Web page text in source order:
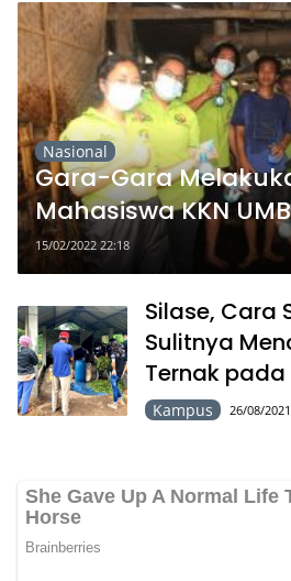
Nasional
Gara-Gara
Mahasiswa KKN
Penduduk
15/02/2022 22:18
Silase, Cara
Sulitnya
Ternak
Kampus 26/08/